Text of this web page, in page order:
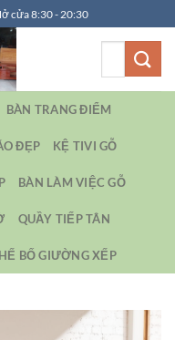
cửa 8:30 - 20:30
BÀN TRANG ĐIỂM
ĐẸP KỆ TIVI GỖ
BÀN LÀM VIỆC GỖ
QUẦY TIẾP TÂN
BỐ GIƯỜNG XẾP